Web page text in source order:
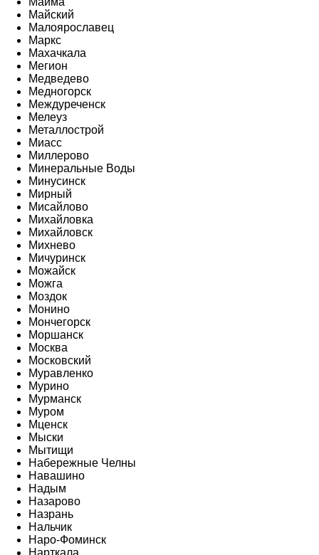
Майский
Малоярославец
Маркс
Махачкала
Мегион
Медведево
Медногорск
Междуреченск
Мелеуз
Металлострой
Миасс
Миллерово
Минеральные Воды
Минусинск
Мирный
Мисайлово
Михайловка
Михайловск
Михнево
Мичуринск
Можайск
Можга
Моздок
Монино
Мончегорск
Моршанск
Москва
Московский
Муравленко
Мурино
Мурманск
Муром
Мценск
Мыски
Мытищи
Набережные Челны
Навашино
Надым
Назарово
Назрань
Нальчик
Наро-Фоминск
Нарткала